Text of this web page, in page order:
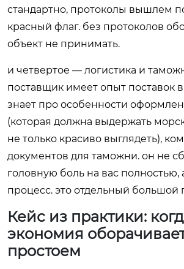
стандартно, протоколы вышлем
красный флаг. без протоколов
объект не принимать.
и четвертое — логистика и
поставщик имеет опыт поставок
знает про особенности
(которая должна выдержать
не только красиво выглядеть),
документов для таможни. он не
головную боль на вас полностью,
процесс. это отдельный большой
Кейс из практики:
экономия
простоем